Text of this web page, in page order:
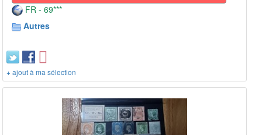
FR - 69***
Autres
+ ajout à ma sélection